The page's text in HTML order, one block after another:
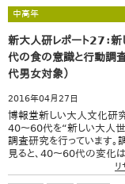
中高年
新大人研レポート27：
代の食の意識と行動調
代男女対象）
2016年04月27日
博報堂新しい大人文化研究
40〜60代を“新しい大人世
調査研究を行っています。
見ると、40〜60代の変化は